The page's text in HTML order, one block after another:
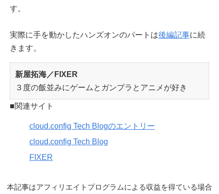
す。
実際に手を動かしたハンズオンのパートは後編記事に続
きます。
新屋拓海／FIXER
３度の飯並みにゲームとガンプラとアニメが好き
■関連サイト
cloud.config Tech Blogのエントリー
cloud.config Tech Blog
FIXER
本記事はアフィリエイトプログラムによる収益を得ている場合